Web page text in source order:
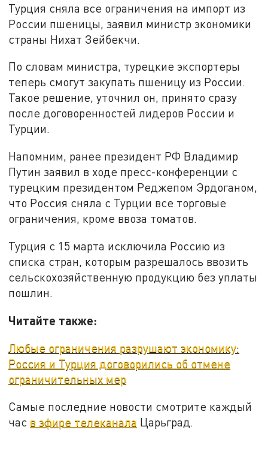
Турция сняла все ограничения на импорт из
России пшеницы, заявил министр экономики
страны Нихат Зейбекчи.
По словам министра, турецкие экспортеры
теперь смогут закупать пшеницу из России.
Такое решение, уточнил он, принято сразу
после договоренностей лидеров России и
Турции.
Напомним, ранее президент РФ Владимир
Путин заявил в ходе пресс-конференции с
турецким президентом Реджепом Эрдоганом,
что Россия сняла с Турции все торговые
ограничения, кроме ввоза томатов.
Турция с 15 марта исключила Россию из
списка стран, которым разрешалось ввозить
сельскохозяйственную продукцию без уплаты
пошлин.
Читайте также:
Любые ограничения разрушают экономику:
Россия и Турция договорились об отмене
ограничительных мер
Самые последние новости смотрите каждый
час в эфире телеканала Царьград.